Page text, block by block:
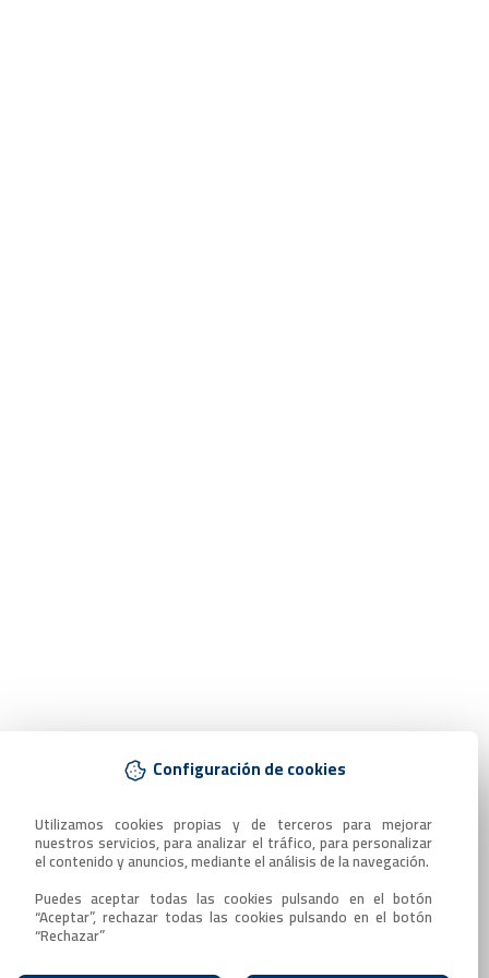
Configuración de cookies
Utilizamos cookies propias y de terceros para mejorar
nuestros servicios, para analizar el tráfico, para personalizar
el contenido y anuncios, mediante el análisis de la navegación.
Puedes aceptar todas las cookies pulsando en el botón
“Aceptar”, rechazar todas las cookies pulsando en el botón
“Rechazar”